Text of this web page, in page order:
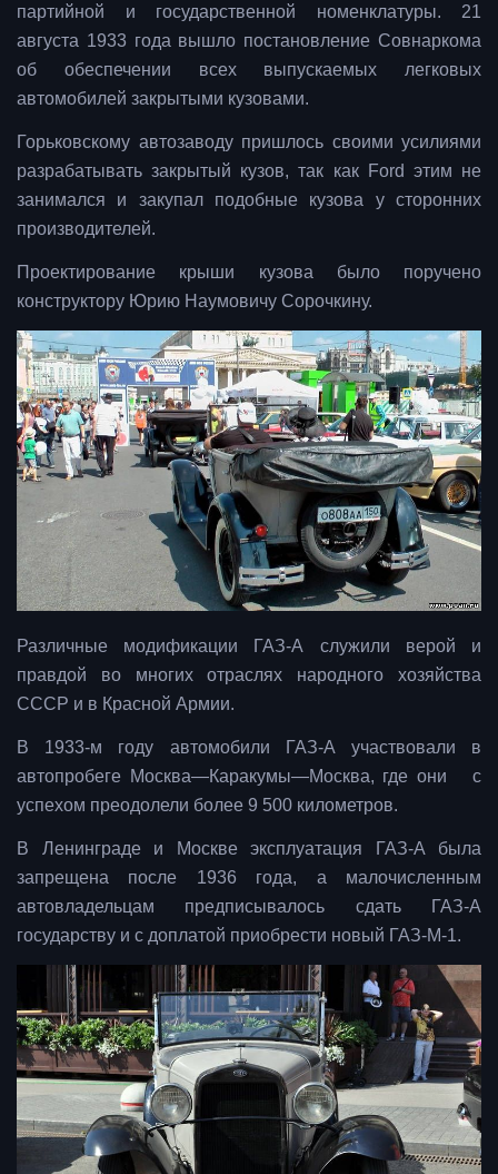
партийной и государственной номенклатуры. 21
августа 1933 года вышло постановление Совнаркома
об обеспечении всех выпускаемых легковых
автомобилей закрытыми кузовами.
Горьковскому автозаводу пришлось своими усилиями
разрабатывать закрытый кузов, так как Ford этим не
занимался и закупал подобные кузова у сторонних
производителей.
Проектирование крыши кузова было поручено
конструктору Юрию Наумовичу Сорочкину.
Различные модификации ГАЗ-А служили верой и
правдой во многих отраслях народного хозяйства
СССР и в Красной Армии.
В 1933-м году автомобили ГАЗ-А участвовали в
автопробеге Москва—Каракумы—Москва, где они с
успехом преодолели более 9 500 километров.
В Ленинграде и Москве эксплуатация ГАЗ-А была
запрещена после 1936 года, а малочисленным
автовладельцам предписывалось сдать ГАЗ-А
государству и с доплатой приобрести новый ГАЗ-М-1.